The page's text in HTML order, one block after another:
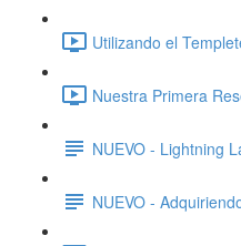
Utilizando el
Nuestra Primera
NUEVO - Lightning
NUEVO -